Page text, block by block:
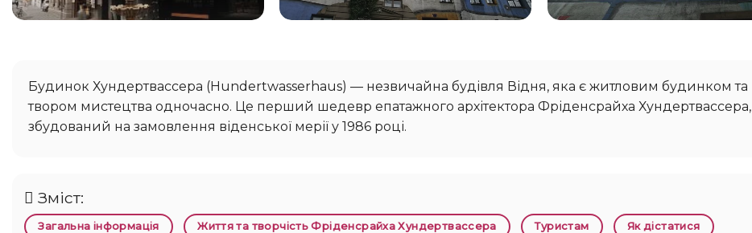
Будинок Хундертвассера (Hundertwasserhaus) — незвичайна будівля Відня, яка є житловим будинком та
твором мистецтва одночасно. Це перший шедевр епатажного архітектора Фріденсрайха Хундертвассера,
збудований на замовлення віденської мерії у 1986 році.
Зміст:
Загальна інформація Життя та творчість Фріденсрайха Хундертвассера Туристам Як дістатися